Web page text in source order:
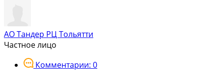
АО Тандер РЦ Тольятти
Частное лицо
Комментарии: 0